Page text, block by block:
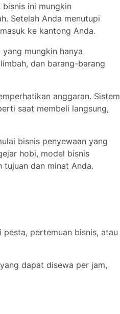
bisnis ini mungkin
Setelah Anda menutupi
ke kantong Anda.
mungkin hanya
dan barang-barang
anggaran. Sistem
saat membeli langsung,
bisnis penyewaan yang
hobi, model bisnis
tujuan dan minat Anda.
pertemuan bisnis, atau
dapat disewa per jam,